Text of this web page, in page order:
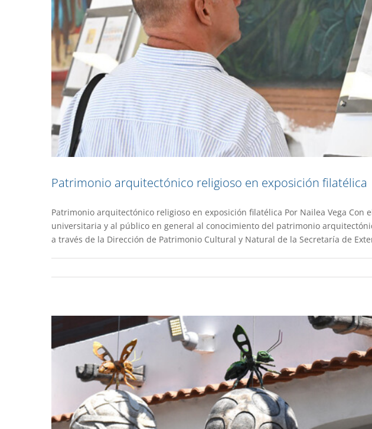
Patrimonio arquitectónico religioso en exposición filatélica
Patrimonio arquitectónico religioso en exposición filatélica Por Nailea Vega Con
universitaria y al público en general al conocimiento del patrimonio
a través de la Dirección de Patrimonio Cultural y Natural de la Secretaría de
Esferas monumentales destacan papel de los
Extensión Gaceta UAEM No.559